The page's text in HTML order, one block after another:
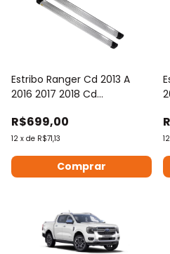
Estribo Ranger Cd 2013 A
2016 2017 2018 Cd
R$699,00
12 x de R$71,13 12